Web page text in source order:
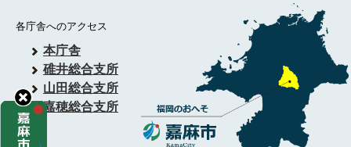
各庁舎へのアクセス
本庁舎
碓井総合支所
山田総合支所
嘉穂総合支所